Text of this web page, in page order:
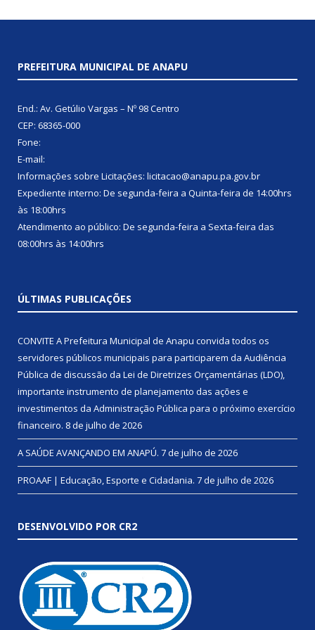
PREFEITURA MUNICIPAL DE ANAPU
End.: Av. Getúlio Vargas – Nº 98 Centro
CEP: 68365-000
Fone:
E-mail:
Informações sobre Licitações: licitacao@anapu.pa.gov.br
Expediente interno: De segunda-feira a Quinta-feira de 14:00hrs
às 18:00hrs
Atendimento ao público: De segunda-feira a Sexta-feira das
08:00hrs às 14:00hrs
ÚLTIMAS PUBLICAÇÕES
CONVITE A Prefeitura Municipal de Anapu convida todos os
servidores públicos municipais para participarem da Audiência
Pública de discussão da Lei de Diretrizes Orçamentárias (LDO),
importante instrumento de planejamento das ações e
investimentos da Administração Pública para o próximo exercício
financeiro. 8 de julho de 2026
A SAÚDE AVANÇANDO EM ANAPÚ. 7 de julho de 2026
PROAAF | Educação, Esporte e Cidadania. 7 de julho de 2026
DESENVOLVIDO POR CR2